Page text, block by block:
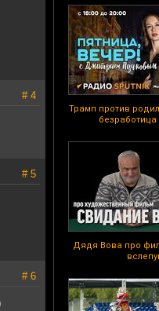
Трамп против
безработица
Дядя Вова про
# 4
# 5
# 6